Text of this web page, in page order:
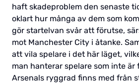
haft skadeproblem den senaste
oklart hur många av dem som
gör startelvan svår att förutse,
mot Manchester City i åtanke.
att vila spelare i det här läget,
man hanterar spelare som inte
Arsenals ryggrad finns med från